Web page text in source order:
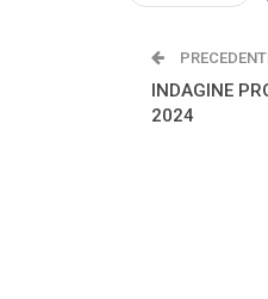
INDAGINE
2024